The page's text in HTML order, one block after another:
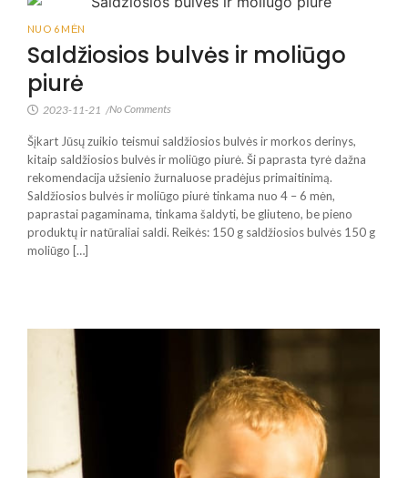
NUO 6 MĖN
Saldžiosios bulvės ir moliūgo
piurė
2023-11-21 /No Comments
Šįkart Jūsų zuikio teismui saldžiosios bulvės ir morkos derinys,
kitaip saldžiosios bulvės ir moliūgo piurė. Ši paprasta tyrė dažna
rekomendacija užsienio žurnaluose pradėjus primaitinimą.
Saldžiosios bulvės ir moliūgo piurė tinkama nuo 4 – 6 mėn,
paprastai pagaminama, tinkama šaldyti, be gliuteno, be pieno
produktų ir natūraliai saldi. Reikės: 150 g saldžiosios bulvės 150 g
moliūgo […]